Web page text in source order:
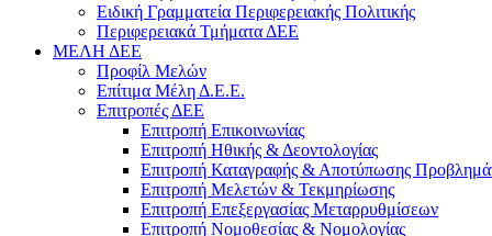
Ειδική Γραμματεία Περιφερειακής Πολιτικής
Περιφερειακά Τμήματα ΔΕΕ
ΜΕΛΗ ΔΕΕ
Προφίλ Μελών
Επίτιμα Mέλη Δ.Ε.Ε.
Επιτροπές ΔΕΕ
Επιτροπή Επικοινωνίας
Επιτροπή Ηθικής & Δεοντολογίας
Επιτροπή Καταγραφής & Αποτύπωσης
Επιτροπή Μελετών & Τεκμηρίωσης
Επιτροπή Επεξεργασίας Μεταρρυθμίσεων
Επιτροπή Νομοθεσίας & Νομολογίας